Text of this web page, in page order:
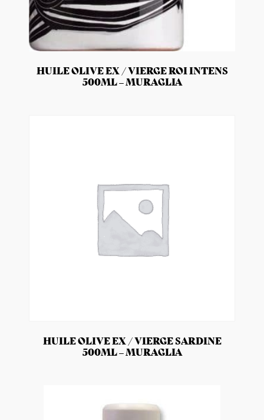
HUILE OLIVE EX / VIERGE ROI INTENS
500ML – MURAGLIA
HUILE OLIVE EX / VIERGE SARDINE
500ML – MURAGLIA